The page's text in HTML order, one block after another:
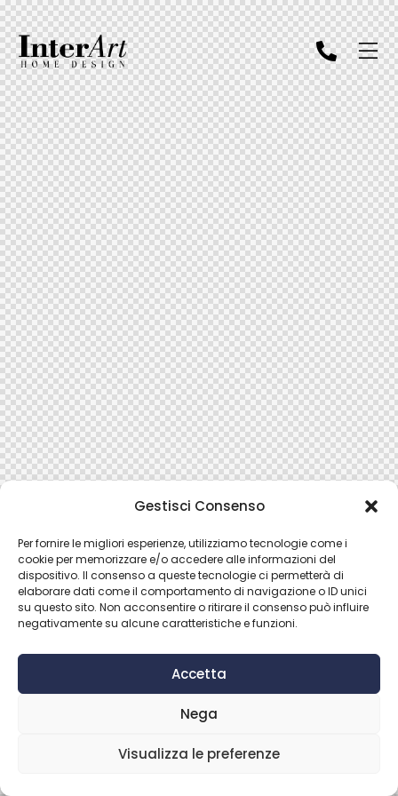
Gestisci Consenso
Per fornire le migliori esperienze, utilizziamo tecnologie come i
cookie per memorizzare e/o accedere alle informazioni del
dispositivo. Il consenso a queste tecnologie ci permetterà di
elaborare dati come il comportamento di navigazione o ID unici
su questo sito. Non acconsentire o ritirare il consenso può influire
negativamente su alcune caratteristiche e funzioni.
Accetta
Nega
Visualizza le preferenze